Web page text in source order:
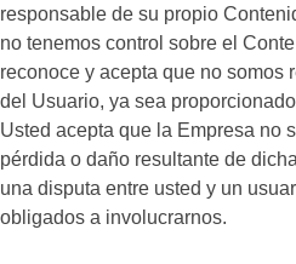
responsable de su propio
no tenemos control sobre el
reconoce y acepta que no somos
del Usuario, ya sea
Usted acepta que la Empresa no
pérdida o daño resultante de
una disputa entre usted y un
obligados a involucrarnos.